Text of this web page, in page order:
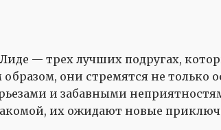
Лиде — трех лучших подругах,
они стремятся не только
и забавными
их ожидают новые